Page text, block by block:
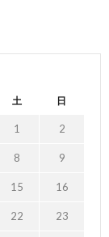
土 日
1 2
8 9
15 16
22 23